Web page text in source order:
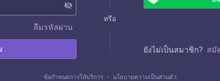
visibility_off
ลืมรหัสผ่าน
หรือ
ยังไม่เป็นสมาชิก? สมั
ข้อกำหนดการให้บริการ ・ นโยบายความเป็นส่วนตัว